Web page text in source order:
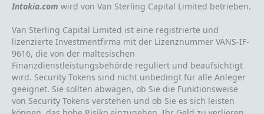
Intokia.com wird von Van Sterling Capital Limited betrieben.
Van Sterling Capital Limited ist eine registrierte und
lizenzierte Investmentfirma mit der Lizenznummer VANS-IF-
9616, die von der maltesischen
Finanzdienstleistungsbehörde reguliert und beaufsichtigt
wird. Security Tokens sind nicht unbedingt für alle Anleger
geeignet. Sie sollten abwägen, ob Sie die Funktionsweise
von Security Tokens verstehen und ob Sie es sich leisten